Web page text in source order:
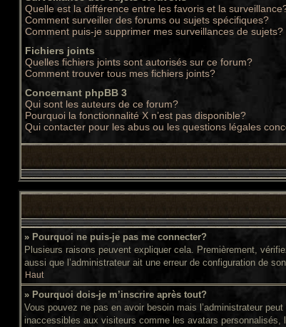
Quelle est la différence entre les favoris et la
Comment surveiller des forums ou sujets spécifiques?
Comment puis-je supprimer mes surveillances de sujets?
Fichiers joints
Quelles fichiers joints sont autorisés sur ce forum?
Comment trouver tous mes fichiers joints?
Concernant phpBB 3
Qui sont les auteurs de ce forum?
Pourquoi la fonctionnalité X n’est pas disponible?
Qui contacter pour les abus ou les questions légales
» Pourquoi ne puis-je pas me connecter?
Plusieurs raisons peuvent expliquer cela. Premièrement,
aussi que l’administrateur ait une erreur de configuration de
Haut
» Pourquoi dois-je m’inscrire après tout?
Vous pouvez ne pas en avoir besoin mais l’administrateur
inaccessibles aux visiteurs comme les avatars personnalisés,